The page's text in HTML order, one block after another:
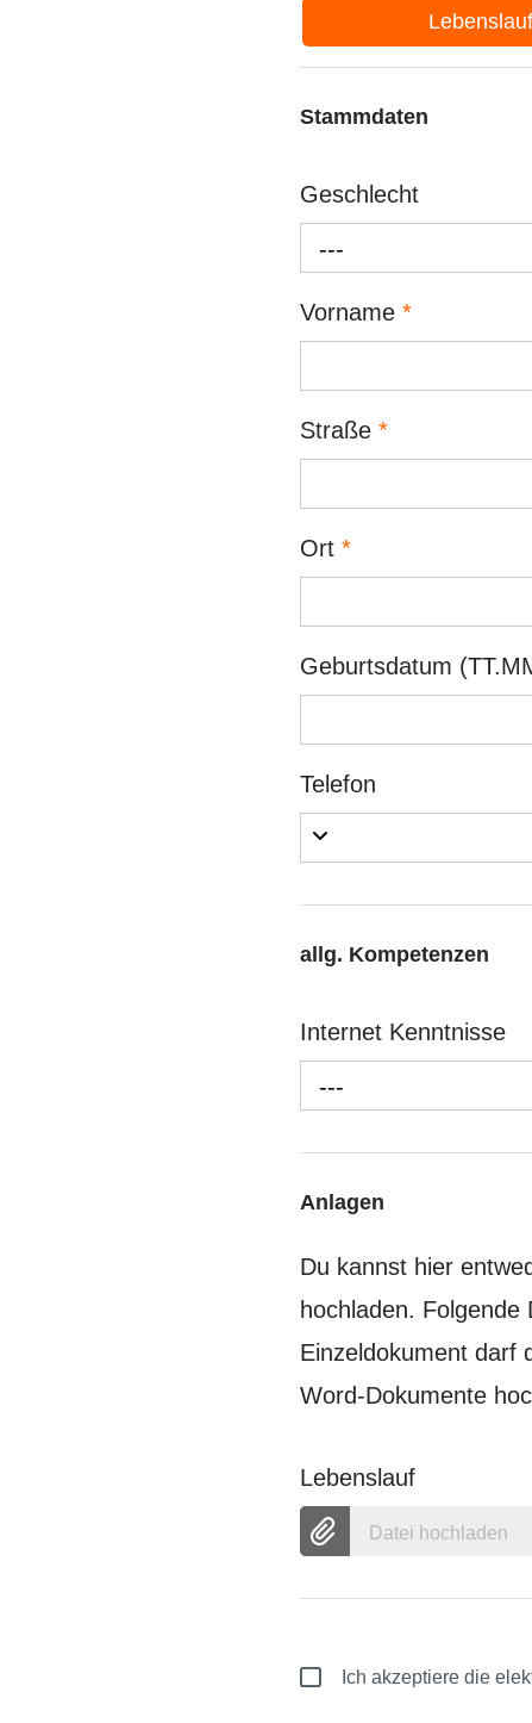
Stammdaten
Geschlecht
---
Vorname *
Straße *
Ort *
Geburtsdatum
Telefon
allg. Kompetenzen
Internet Kenntnisse
---
Anlagen
Du kannst hier
hochladen.
Einzeldokument darf
Word-Dokumente
Lebenslauf
Datei hochladen
Ich akzeptiere die